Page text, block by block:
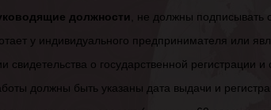
должности
, не должны подписывать
у индивидуального предпринимателя или
свидетельства о государственной регистрации и
должны быть указаны дата выдачи и